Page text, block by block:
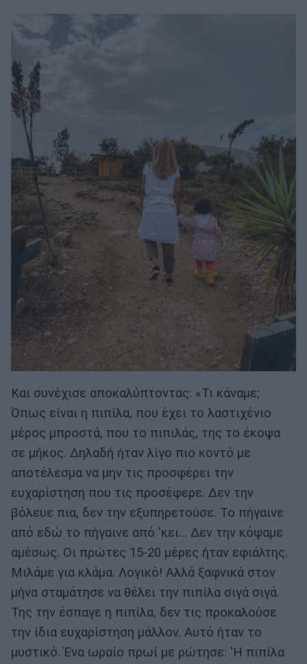
Και συνέχισε αποκαλύπτοντας: «Τι κάναμε;
Όπως είναι η πιπίλα, που έχει το λαστιχένιο
μέρος μπροστά, που το πιπιλάς, της το έκοψα
σε μήκος. Δηλαδή ήταν λίγο πιο κοντό με
αποτέλεσμα να μην τις προσφέρει την
ευχαρίστηση που τις προσέφερε. Δεν την
βόλευε πια, δεν την εξυπηρετούσε. Το πήγαινε
από εδώ το πήγαινε από 'κει... Δεν την κόψαμε
αμέσως. Οι πρώτες 15-20 μέρες ήταν εφιάλτης.
Μιλάμε για κλάμα. Λογικό! Αλλά ξαφνικά στον
μήνα σταμάτησε να θέλει την πιπίλα σιγά σιγά.
Της την έσπαγε η πιπίλα, δεν τις προκαλούσε
την ίδια ευχαρίστηση μάλλον. Αυτό ήταν το
μυστικό. Ένα ωραίο πρωί με ρώτησε: 'Η πιπίλα